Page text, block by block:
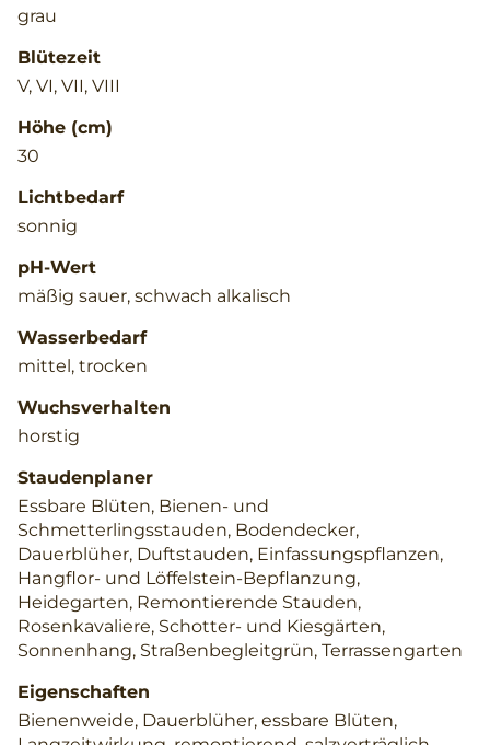
grau
Blütezeit
V, VI, VII, VIII
Höhe (cm)
30
Lichtbedarf
sonnig
pH-Wert
mäßig sauer, schwach alkalisch
Wasserbedarf
mittel, trocken
Wuchsverhalten
horstig
Staudenplaner
Essbare Blüten, Bienen- und
Schmetterlingsstauden, Bodendecker,
Dauerblüher, Duftstauden, Einfassungspflanzen,
Hangflor- und Löffelstein-Bepflanzung,
Heidegarten, Remontierende Stauden,
Rosenkavaliere, Schotter- und Kiesgärten,
Sonnenhang, Straßenbegleitgrün, Terrassengarten
Eigenschaften
Bienenweide, Dauerblüher, essbare Blüten,